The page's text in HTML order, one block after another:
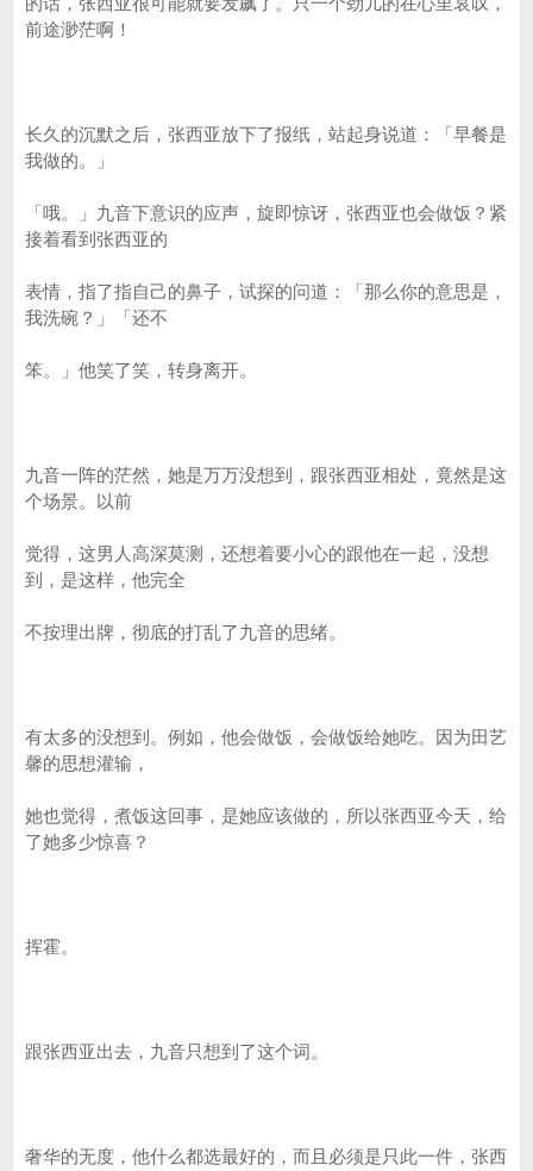
前途渺茫啊！
长久的沉默之后，张西亚放下了报纸，站起身说道：「早餐是
我做的。」
「哦。」九音下意识的应声，旋即惊讶，张西亚也会做饭？紧
接着看到张西亚的
表情，指了指自己的鼻子，试探的问道：「那么你的意思是，
我洗碗？」「还不
笨。」他笑了笑，转身离开。
九音一阵的茫然，她是万万没想到，跟张西亚相处，竟然是这
个场景。以前
觉得，这男人高深莫测，还想着要小心的跟他在一起，没想
到，是这样，他完全
不按理出牌，彻底的打乱了九音的思绪。
有太多的没想到。例如，他会做饭，会做饭给她吃。因为田艺
馨的思想灌输，
她也觉得，煮饭这回事，是她应该做的，所以张西亚今天，给
了她多少惊喜？
挥霍。
跟张西亚出去，九音只想到了这个词。
奢华的无度，他什么都选最好的，而且必须是只此一件，张西